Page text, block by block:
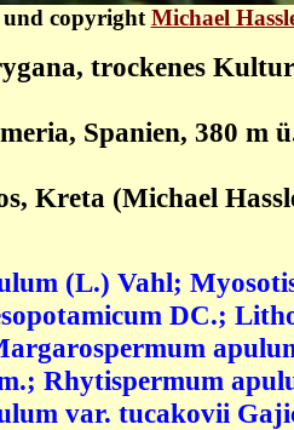
copyright Michael
trockenes
Spanien, 380 m
Kreta (Michael
(L.) Vahl;
DC.;
Rhytispermum
var. tucakovii